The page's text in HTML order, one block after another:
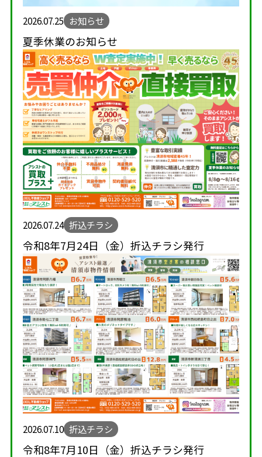
2026.07.25 お知らせ
夏季休業のお知らせ
2026.07.24 折込チラシ
令和8年7月24日（金）折込チラシ発行
2026.07.10 折込チラシ
令和8年7月10日（金）折込チラシ発行